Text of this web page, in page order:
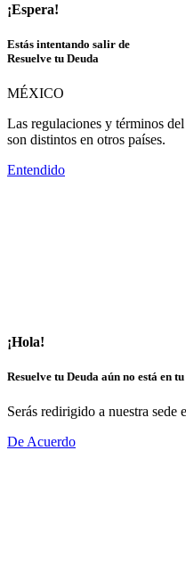
¡Espera!
Estás intentando salir de
Resuelve tu Deuda
MÉXICO
Las regulaciones y términos
son distintos en otros países.
Entendido
¡Hola!
Resuelve tu Deuda aún no está en
Serás redirigido a nuestra sede
De Acuerdo